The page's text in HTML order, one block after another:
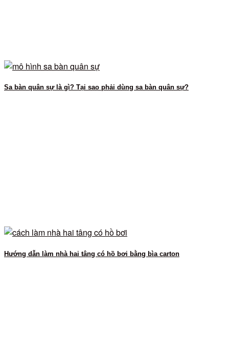
Sa bàn quân sự là gì? Tại sao phải dùng sa bàn quân sự?
Hướng dẫn làm nhà hai tâng có hồ bơi bằng bìa carton